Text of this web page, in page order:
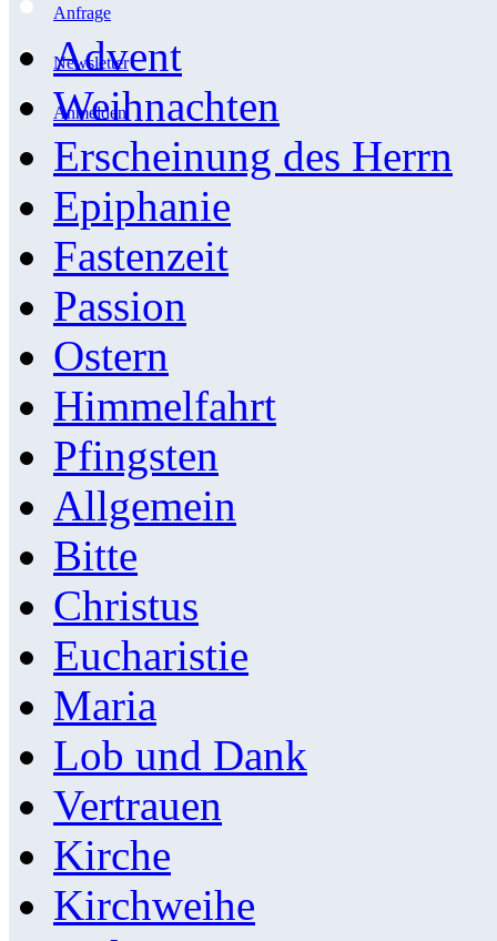
Anfrage
Newsletter
Anmelden
Advent
Weihnachten
Erscheinung des Herrn
Epiphanie
Fastenzeit
Passion
Ostern
Himmelfahrt
Pfingsten
Allgemein
Bitte
Christus
Eucharistie
Maria
Lob und Dank
Vertrauen
Kirche
Kirchweihe